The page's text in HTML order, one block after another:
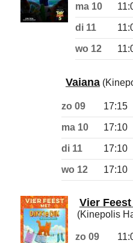
ma 10
di 11
wo 12
Vaiana
zo 09 17:15
ma 10 17:10
di 11 17:10
wo 12 17:10
Vier
(Kinepolis
zo 09